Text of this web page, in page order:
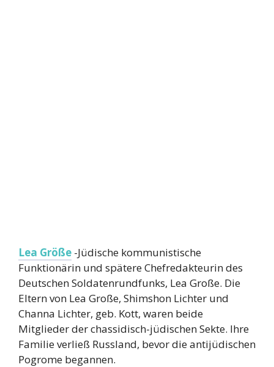
Lea Größe -Jüdische kommunistische
Funktionärin und spätere Chefredakteurin des
Deutschen Soldatenrundfunks, Lea Große. Die
Eltern von Lea Große, Shimshon Lichter und
Channa Lichter, geb. Kott, waren beide
Mitglieder der chassidisch-jüdischen Sekte. Ihre
Familie verließ Russland, bevor die antijüdischen
Pogrome begannen.